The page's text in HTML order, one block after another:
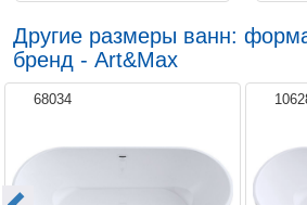
Другие размеры ванн:
бренд - Art&Max
68034